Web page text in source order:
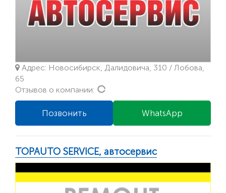
Адрес: Новосибирск, Далидовича, 310 / Лобова,
65
Отзывов о компании:
WhatsApp
Позвонить
TOPAUTO SERVICE, автосервис